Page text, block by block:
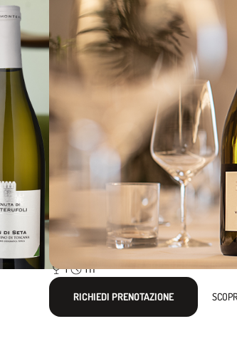
DEGUSTAZIONE DEL
PIAN DI SETA
1 1h
RICHIEDI PRENOTAZIONE